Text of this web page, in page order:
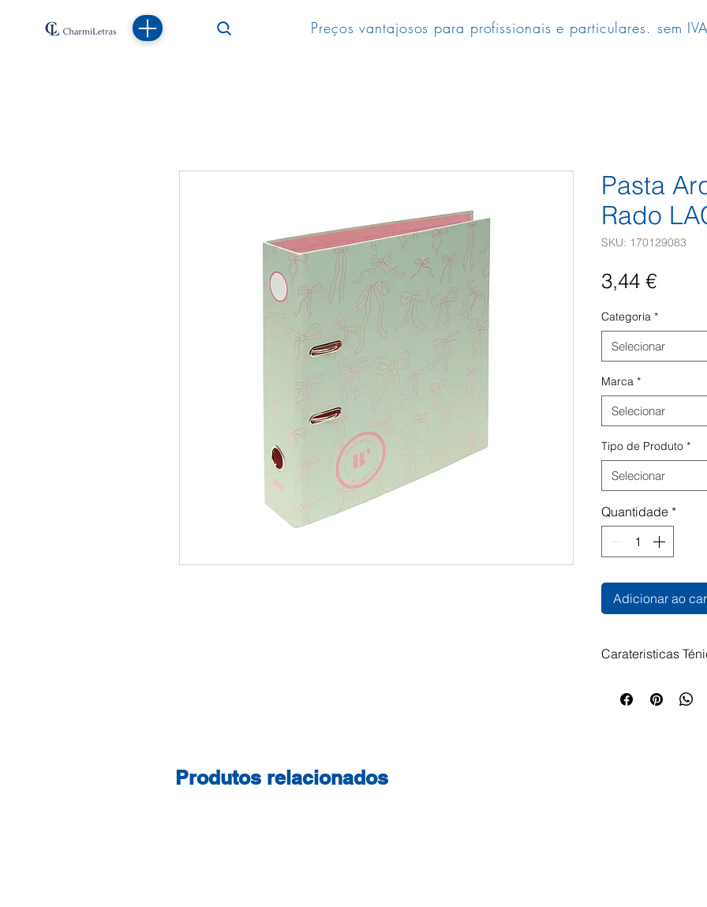
Preços vantajosos para profissionais e particulares. sem
Pasta
Rado
SKU: 170129083
3,44 €Preço
Categoria *
Selecionar
Marca *
Selecionar
Tipo de Produto *
Selecionar
Quantidade *
Adicionar ao
Carateristicas
dançar sobre
Produtos relacionados